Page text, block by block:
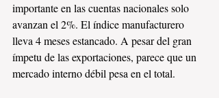
importante en las cuentas nacionales solo
avanzan el 2%. El índice manufacturero
lleva 4 meses estancado. A pesar del gran
ímpetu de las exportaciones, parece que un
mercado interno débil pesa en el total.